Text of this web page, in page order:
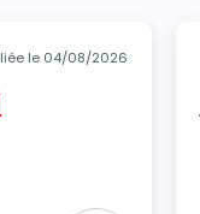
le 04/08/2026